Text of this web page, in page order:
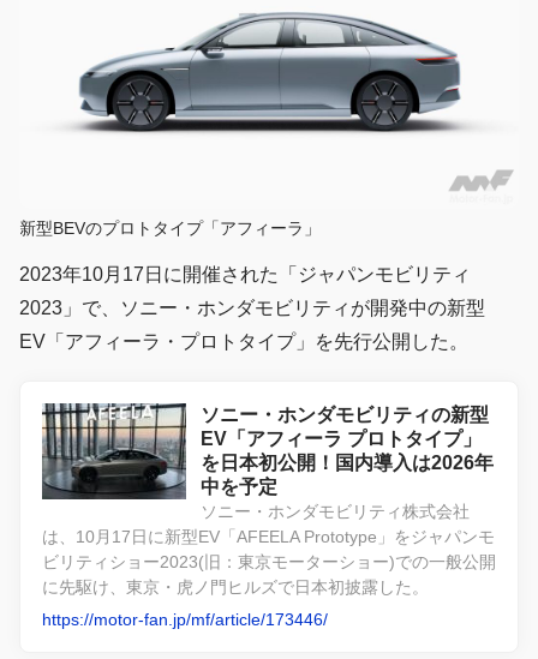
新型BEVのプロトタイプ「アフィーラ」
2023年10月17日に開催された「ジャパンモビリティ
2023」で、ソニー・ホンダモビリティが開発中の新型
EV「アフィーラ・プロトタイプ」を先行公開した。
ソニー・ホンダモビリティの新型
EV「アフィーラ プロトタイプ」
を日本初公開！国内導入は2026年
中を予定
ソニー・ホンダモビリティ株式会社
は、10月17日に新型EV「AFEELA Prototype」をジャパンモ
ビリティショー2023(旧：東京モーターショー)での一般公開
に先駆け、東京・虎ノ門ヒルズで日本初披露した。
https://motor-fan.jp/mf/article/173446/